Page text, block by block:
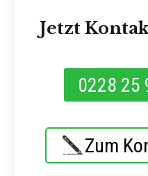
Jetzt
0228 25
Zum